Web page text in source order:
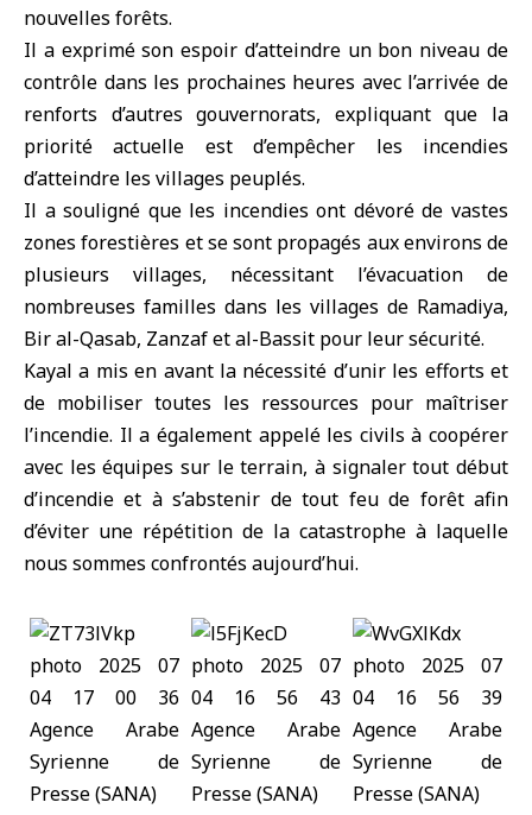
nouvelles forêts.
Il a exprimé son espoir d’atteindre un bon niveau de
contrôle dans les prochaines heures avec l’arrivée de
renforts d’autres gouvernorats, expliquant que la
priorité actuelle est d’empêcher les incendies
d’atteindre les villages peuplés.
Il a souligné que les incendies ont dévoré de vastes
zones forestières et se sont propagés aux environs de
plusieurs villages, nécessitant l’évacuation de
nombreuses familles dans les villages de Ramadiya,
Bir al-Qasab, Zanzaf et al-Bassit pour leur sécurité.
Kayal a mis en avant la nécessité d’unir les efforts et
de mobiliser toutes les ressources pour maîtriser
l’incendie. Il a également appelé les civils à coopérer
avec les équipes sur le terrain, à signaler tout début
d’incendie et à s’abstenir de tout feu de forêt afin
d’éviter une répétition de la catastrophe à laquelle
nous sommes confrontés aujourd’hui.